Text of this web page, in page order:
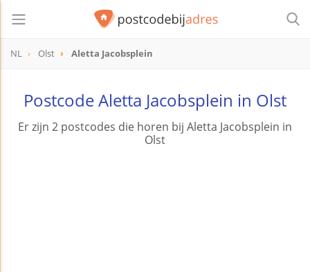
NL Olst Aletta Jacobsplein
Postcode Aletta Jacobsplein in Olst
Er zijn 2 postcodes die horen bij Aletta Jacobsplein in
Olst